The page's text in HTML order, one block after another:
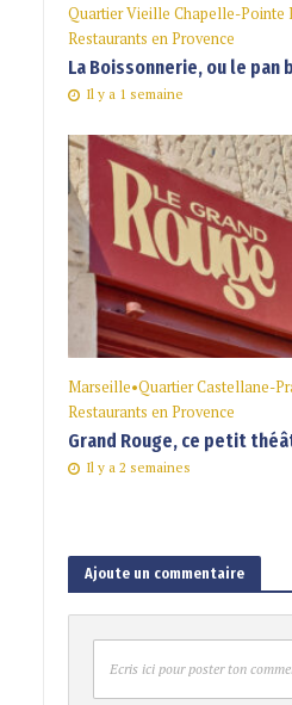
Quartier Vieille Chapelle-Pointe
Restaurants en Provence
La Boissonnerie, ou le pan
Il y a 1 semaine
Marseille•Quartier Castellane-
Restaurants en Provence
Grand Rouge, ce petit
Il y a 2 semaines
Ajoute un commentaire
Ecris ici pour poster ton